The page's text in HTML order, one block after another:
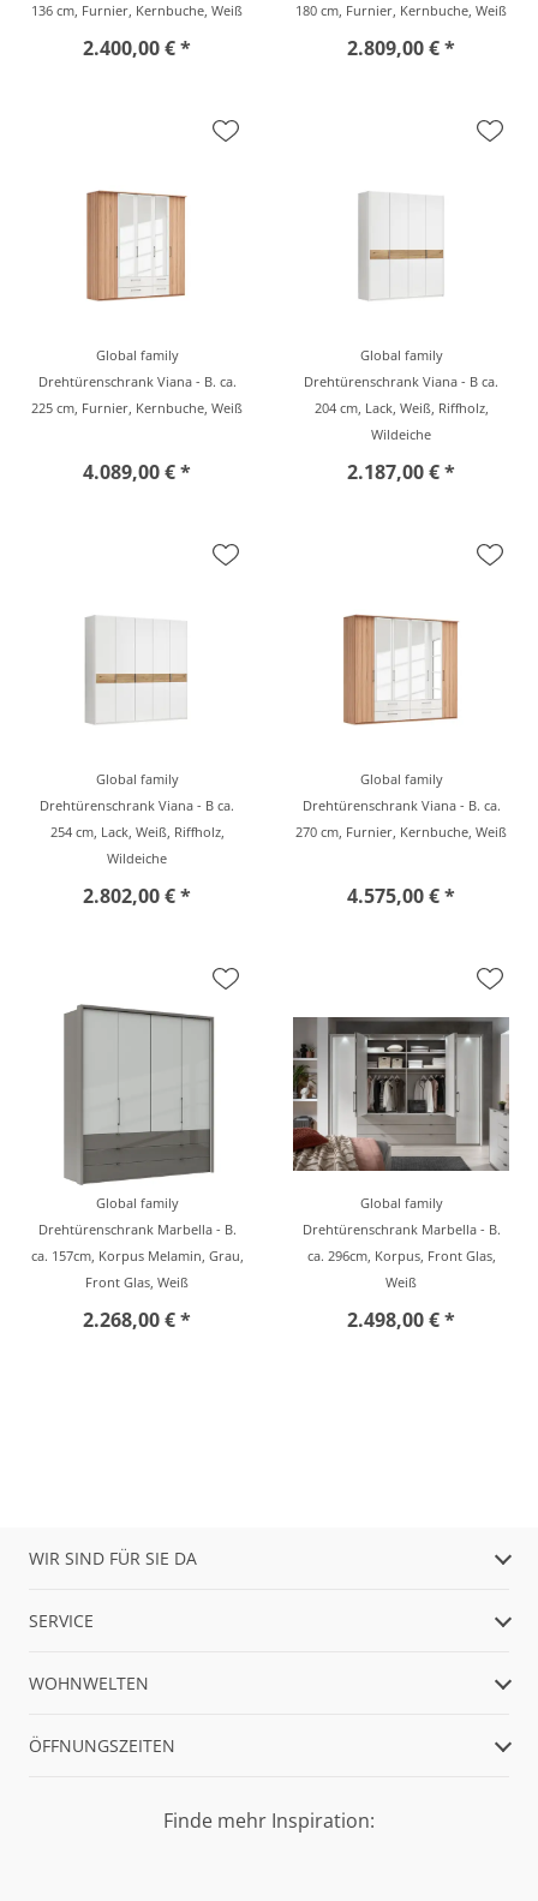
136 cm, Furnier, Kernbuche, Weiß
2.400,00 € *
180 cm, Furnier, Kernbuche, Weiß
2.809,00 € *
Global family
Drehtürenschrank Viana - B. ca.
225 cm, Furnier, Kernbuche, Weiß
4.089,00 € *
Global family
Drehtürenschrank Viana - B ca.
204 cm, Lack, Weiß, Riffholz,
Wildeiche
2.187,00 € *
Global family
Drehtürenschrank Viana - B ca.
254 cm, Lack, Weiß, Riffholz,
Wildeiche
2.802,00 € *
Global family
Drehtürenschrank Viana - B. ca.
270 cm, Furnier, Kernbuche, Weiß
4.575,00 € *
Global family
Drehtürenschrank Marbella - B.
ca. 157cm, Korpus Melamin, Grau,
Front Glas, Weiß
2.268,00 € *
Global family
Drehtürenschrank Marbella - B.
ca. 296cm, Korpus, Front Glas,
Weiß
2.498,00 € *
WIR SIND FÜR SIE DA
SERVICE
WOHNWELTEN
ÖFFNUNGSZEITEN
Finde mehr Inspiration: